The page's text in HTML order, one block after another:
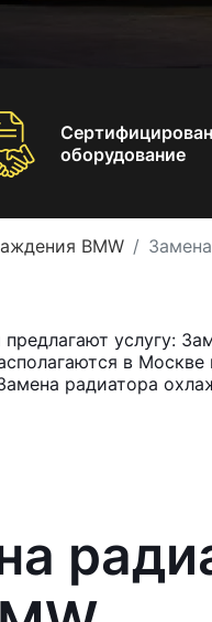
оборудование
BMW
услугу:
в
радиатора